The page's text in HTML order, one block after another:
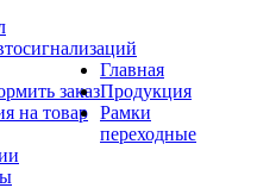
заказ
на товар
Главная
Продукция
Рамки
переходные